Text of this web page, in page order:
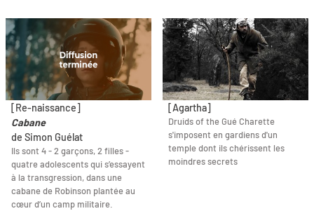
[Re-naissance]
Cabane
de Simon Guélat
Ils sont 4 - 2 garçons, 2 filles -
quatre adolescents qui s’essayent
à la transgression, dans une
cabane de Robinson plantée au
cœur d’un camp militaire.
[Agartha]
Druids of the Gué Charette
s'imposent en gardiens d'un
temple dont ils chérissent les
moindres secrets